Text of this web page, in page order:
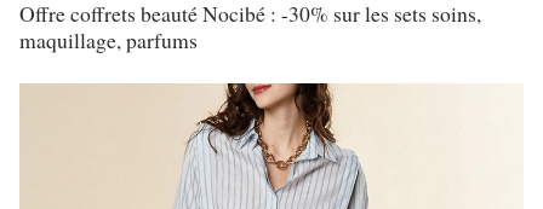
Offre coffrets beauté Nocibé : -30% sur les sets soins,
maquillage, parfums